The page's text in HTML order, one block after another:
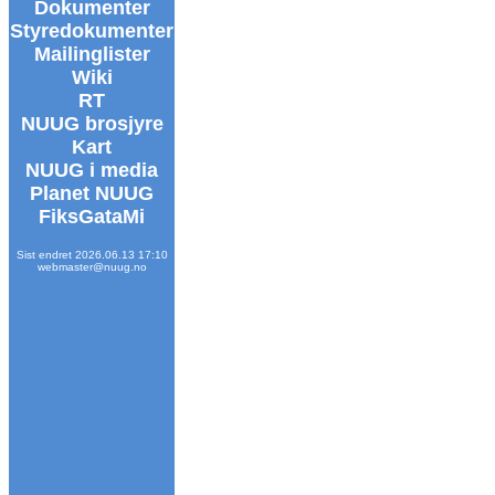
Dokumenter
Styredokumenter
Mailinglister
Wiki
RT
NUUG brosjyre
Kart
NUUG i media
Planet NUUG
FiksGataMi
Sist endret 2026.06.13 17:10
webmaster@nuug.no